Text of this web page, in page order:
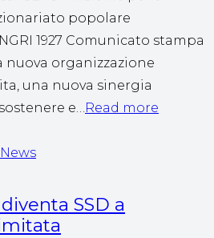
popolare
1927 Comunicato stampa
nuova organizzazione
una nuova sinergia
e…Read more
News
diventa SSD a